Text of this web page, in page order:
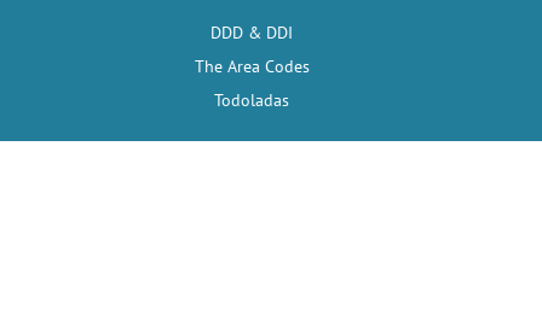
DDD & DDI
The Area Codes
Todoladas